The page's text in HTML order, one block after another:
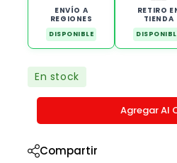
ENVÍO A
REGIONES
DISPONIBLE
RETIRO
TIENDA
En stock
Agregar Al
Compartir